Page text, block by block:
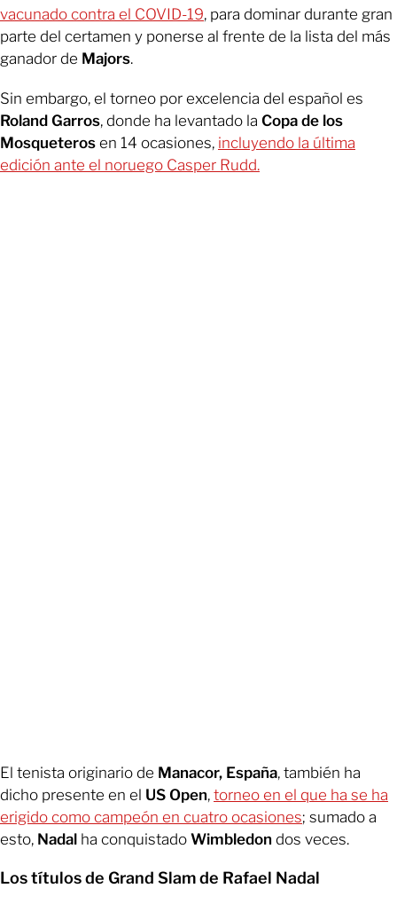
vacunado contra el COVID-19, para dominar durante gran
parte del certamen y ponerse al frente de la lista del más
ganador de Majors.
Sin embargo, el torneo por excelencia del español es
Roland Garros, donde ha levantado la Copa de los
Mosqueteros en 14 ocasiones, incluyendo la última
edición ante el noruego Casper Rudd.
El tenista originario de Manacor, España, también ha
dicho presente en el US Open, torneo en el que ha se ha
erigido como campeón en cuatro ocasiones; sumado a
esto, Nadal ha conquistado Wimbledon dos veces.
Los títulos de Grand Slam de Rafael Nadal